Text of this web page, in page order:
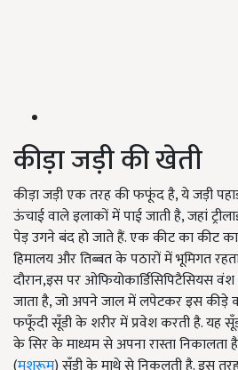
कीड़ा जड़ी की खेती
कीड़ा जड़ी एक तरह की फफूंद है, ये जड़ी
ऊंचाई वाले इलाकों में पाई जाती है, जहां
पेड़ उगने बंद हो जाते हैं. एक कीट का कीट
हिमालय और तिब्बत के पठारों में भूमिगत
दौरान,इस पर ओफियोकार्डिसिपिटैसियस वंश
जाता है, जो अपने जाल में लपेटकर इस कीड़े
फफूँदी सूँडी के शरीर में प्रवेश करती है. यह
के सिर के माध्यम से अपना रास्ता